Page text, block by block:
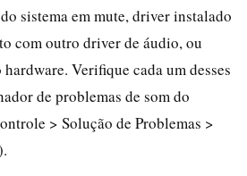
sistema em mute, driver instalado
com outro driver de áudio, ou
Verifique cada um desses
de problemas de som do
> Solução de Problemas >